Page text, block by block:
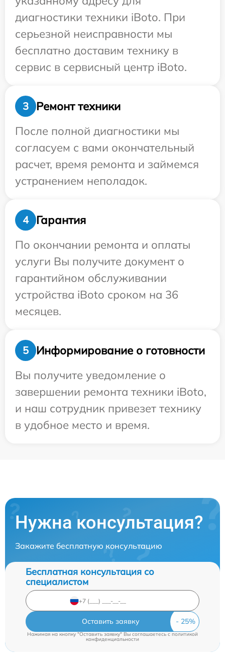
диагностики техники iBoto. При
серьезной неисправности мы
бесплатно доставим технику в
сервис в сервисный центр iBoto.
3
Ремонт техники
После полной диагностики мы
согласуем с вами окончательный
расчет, время ремонта и займемся
устранением неполадок.
4
Гарантия
По окончании ремонта и оплаты
услуги Вы получите документ о
гарантийном обслуживании
устройства iBoto сроком на 36
месяцев.
5
Информирование о готовности
Вы получите уведомление о
завершении ремонта техники iBoto,
и наш сотрудник привезет технику
в удобное место и время.
Нужна консультация?
Закажите бесплатную консультацию
Бесплатная консультация со
специалистом
Оставить заявку
Нажимая на кнопку "Оставить заявку" Вы соглашаетесь c политикой
конфиденциальности